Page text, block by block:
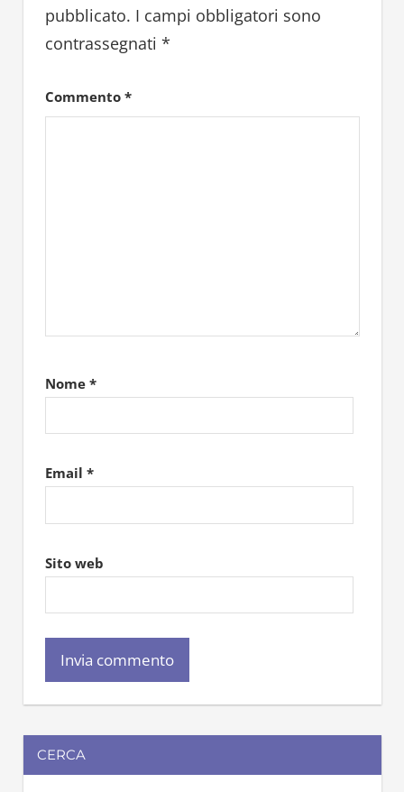
pubblicato. I campi obbligatori sono
contrassegnati *
Commento *
Nome *
Email *
Sito web
CERCA